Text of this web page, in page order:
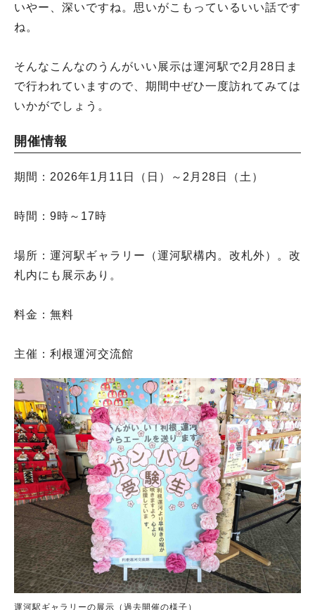
いやー、深いですね。思いがこもっているいい話です
ね。
そんなこんなのうんがいい展示は運河駅で2月28日ま
で行われていますので、期間中ぜひ一度訪れてみては
いかがでしょう。
開催情報
期間：2026年1月11日（日）～2月28日（土）
時間：9時～17時
場所：運河駅ギャラリー（運河駅構内。改札外）。改
札内にも展示あり。
料金：無料
主催：利根運河交流館
運河駅ギャラリーの展示（過去開催の様子）